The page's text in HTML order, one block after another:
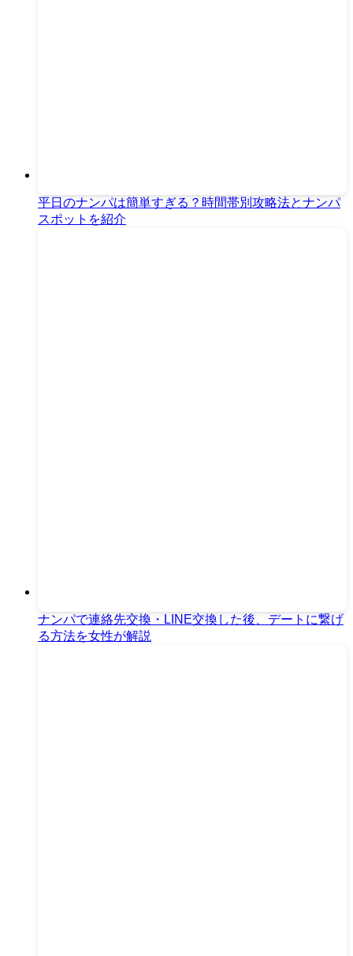
平日のナンパは簡単すぎる？時間帯別攻略法とナンパ
スポットを紹介
ナンパで連絡先交換・LINE交換した後、デートに繋げ
る方法を女性が解説